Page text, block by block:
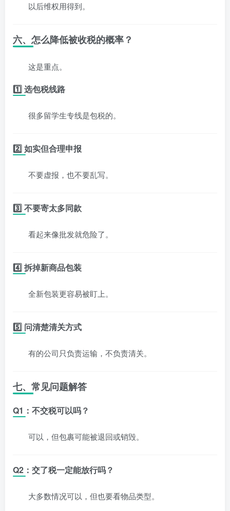
以后维权用得到。
六、怎么降低被收税的概率？
这是重点。
1️⃣ 选包税线路
很多留学生专线是包税的。
2️⃣ 如实但合理申报
不要虚报，也不要乱写。
3️⃣ 不要寄太多同款
看起来像批发就危险了。
4️⃣ 拆掉新商品包装
全新包装更容易被盯上。
5️⃣ 问清楚清关方式
有的公司只负责运输，不负责清关。
七、常见问题解答
Q1：不交税可以吗？
可以，但包裹可能被退回或销毁。
Q2：交了税一定能放行吗？
大多数情况可以，但也要看物品类型。